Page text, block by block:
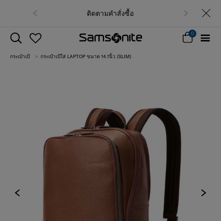
ติดตามคำสั่งซื้อ
0
กระเป๋าเป้ กระเป๋าเป้ใส่ LAPTOP ขนาด 14.1นิ้ว (SLIM)